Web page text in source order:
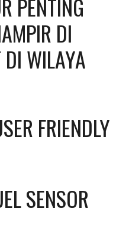
PENTING
DI
WILAYA
FRIENDLY
SENSOR